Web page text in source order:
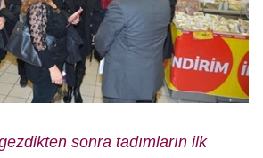
sonra tadımların ilk